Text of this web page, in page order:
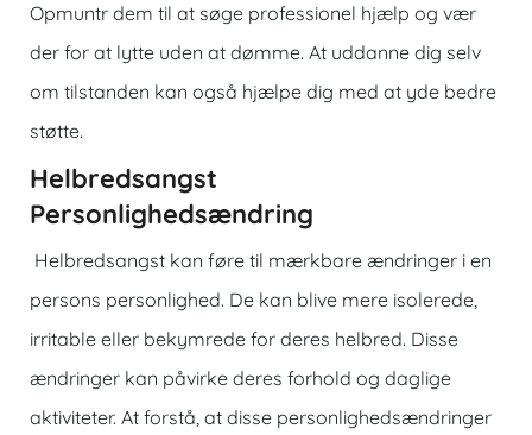
Opmuntr dem til at søge professionel hjælp og vær
der for at lytte uden at dømme. At uddanne dig selv
om tilstanden kan også hjælpe dig med at yde bedre
støtte.
Helbredsangst
Personlighedsændring
Helbredsangst kan føre til mærkbare ændringer i en
persons personlighed. De kan blive mere isolerede,
irritable eller bekymrede for deres helbred. Disse
ændringer kan påvirke deres forhold og daglige
aktiviteter. At forstå, at disse personlighedsændringer